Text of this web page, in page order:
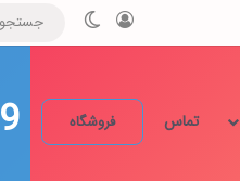
ورود تغییر پوسته
تماس فروشگاه 9